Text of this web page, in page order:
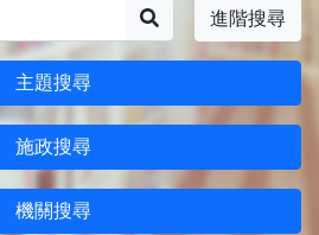
進階搜尋
主題搜尋
施政搜尋
機關搜尋